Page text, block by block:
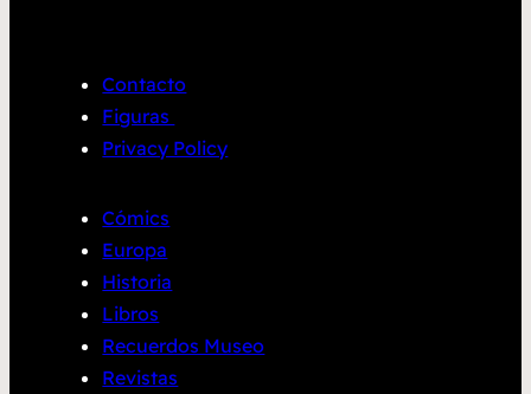
Contacto
Figuras
Privacy Policy
Cómics
Europa
Historia
Libros
Recuerdos Museo
Revistas